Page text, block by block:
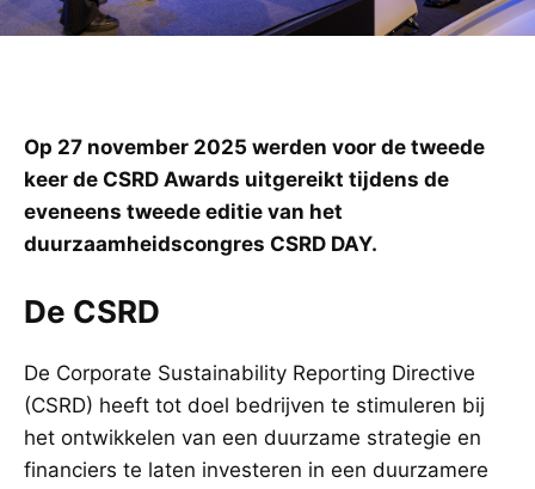
Op 27 november 2025 werden voor de tweede
keer de CSRD Awards uitgereikt tijdens de
eveneens tweede editie van het
duurzaamheidscongres CSRD DAY.
De CSRD
De Corporate Sustainability Reporting Directive
(CSRD) heeft tot doel bedrijven te stimuleren bij
het ontwikkelen van een duurzame strategie en
financiers te laten investeren in een duurzamere